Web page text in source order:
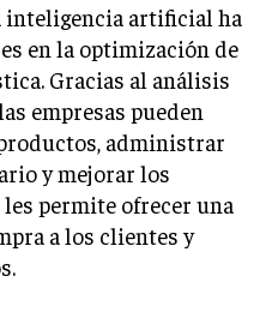
FINANCIEROS
FINANCIEROS
inteligencia artificial ha
en la optimización de
Gracias al análisis
empresas pueden
administrar
y mejorar los
permite ofrecer una
a los clientes y